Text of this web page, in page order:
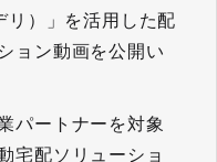
リ）」を活用した配
ョン動画を公開い
パートナーを対象
宅配ソリューショ